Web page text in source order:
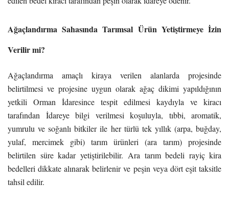
Ağaçlandırma Sahasında Tarımsal Ürün Yetiştirmeye İzin
Verilir mi?
Ağaçlandırma amaçlı kiraya verilen alanlarda projesinde
belirtilmesi ve projesine uygun olarak ağaç dikimi yapıldığının
yetkili Orman İdaresince tespit edilmesi kaydıyla ve kiracı
tarafından İdareye bilgi verilmesi koşuluyla, tıbbi, aromatik,
yumrulu ve soğanlı bitkiler ile her türlü tek yıllık (arpa, buğday,
yulaf, mercimek gibi) tarım ürünleri (ara tarım) projesinde
belirtilen süre kadar yetiştirilebilir. Ara tarım bedeli rayiç kira
bedelleri dikkate alınarak belirlenir ve peşin veya dört eşit taksitle
tahsil edilir.